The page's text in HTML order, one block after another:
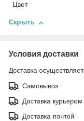
Цвет
Скрыть
Условия доставки
Доставка
Самовывоз
Доставка курьером
Доставка почтой